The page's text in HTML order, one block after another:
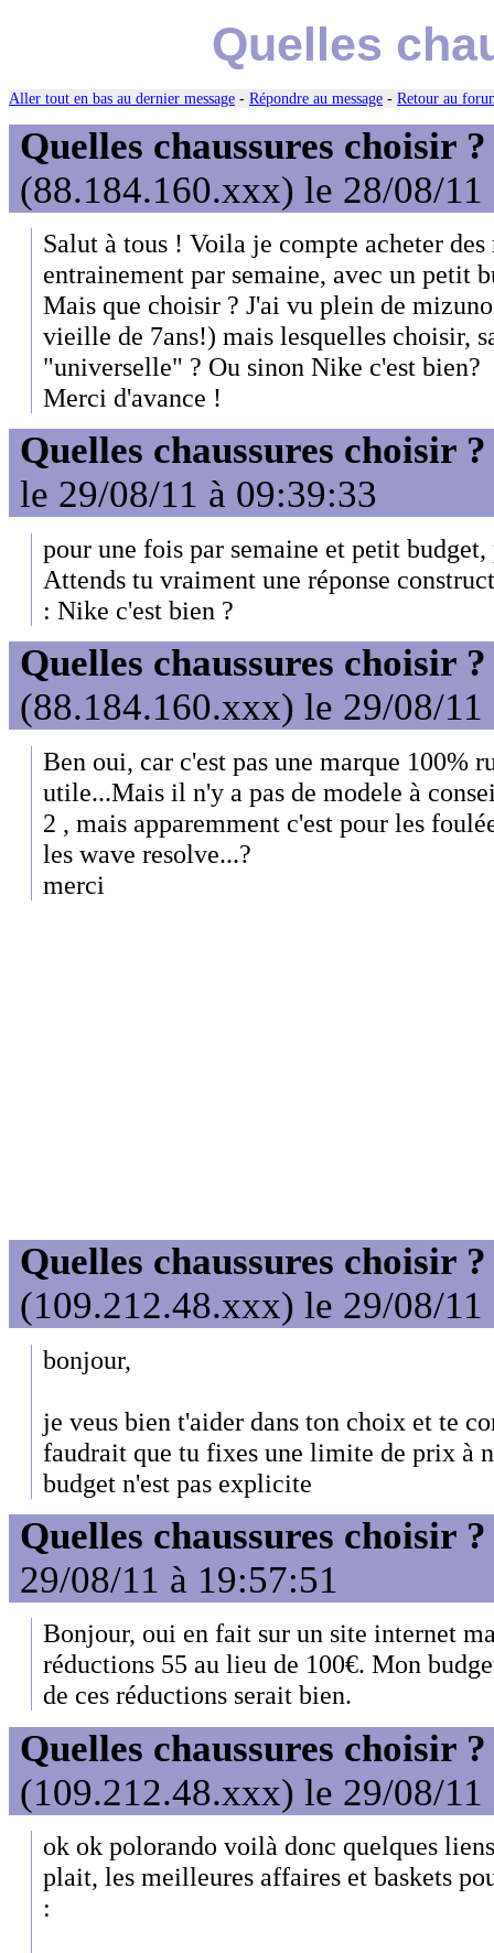
Quelles
Aller tout en bas au dernier message - Répondre au message - Retour au
Quelles chaussures choisir ?
(88.184.160.xxx) le 28/08/11
Salut à tous ! Voila je compte acheter
entrainement par semaine, avec un petit
Mais que choisir ? J'ai vu plein de
vieille de 7ans!) mais lesquelles choisir,
"universelle" ? Ou sinon Nike c'est bien?
Merci d'avance !
Quelles chaussures choisir ?
le 29/08/11 à 09:39:33
pour une fois par semaine et petit
Attends tu vraiment une réponse
: Nike c'est bien ?
Quelles chaussures choisir ?
(88.184.160.xxx) le 29/08/11
Ben oui, car c'est pas une marque 100%
utile...Mais il n'y a pas de modele à
2 , mais apparemment c'est pour les
les wave resolve...?
merci
Quelles chaussures choisir ?
(109.212.48.xxx) le 29/08/11
bonjour,
je veus bien t'aider dans ton choix et te
faudrait que tu fixes une limite de prix à
budget n'est pas explicite
Quelles chaussures choisir ?
29/08/11 à 19:57:51
Bonjour, oui en fait sur un site internet
réductions 55 au lieu de 100€. Mon
de ces réductions serait bien.
Quelles chaussures choisir ?
(109.212.48.xxx) le 29/08/11
ok ok polorando voilà donc quelques
plait, les meilleures affaires et baskets
: